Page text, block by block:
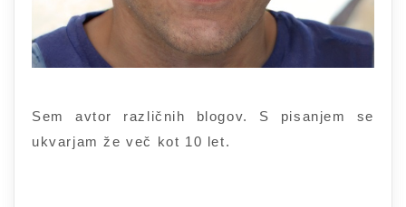
Sem avtor različnih blogov. S pisanjem se
ukvarjam že več kot 10 let.